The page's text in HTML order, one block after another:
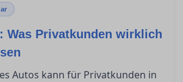
Was Privatkunden wirklich
Autos kann für Privatkunden in